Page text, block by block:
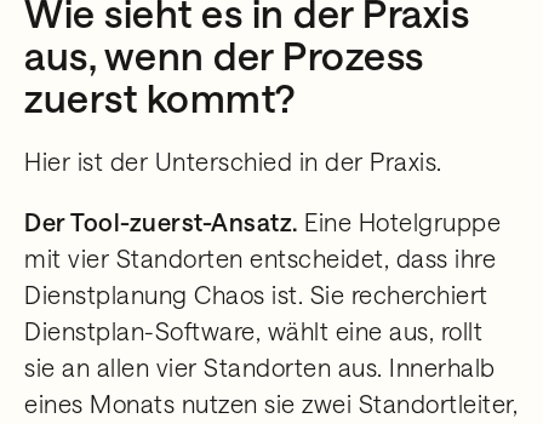
Wie sieht es in der Praxis
aus, wenn der Prozess
zuerst kommt?
Hier ist der Unterschied in der Praxis.
Der Tool-zuerst-Ansatz. Eine Hotelgruppe
mit vier Standorten entscheidet, dass ihre
Dienstplanung Chaos ist. Sie recherchiert
Dienstplan-Software, wählt eine aus, rollt
sie an allen vier Standorten aus. Innerhalb
eines Monats nutzen sie zwei Standortleiter,